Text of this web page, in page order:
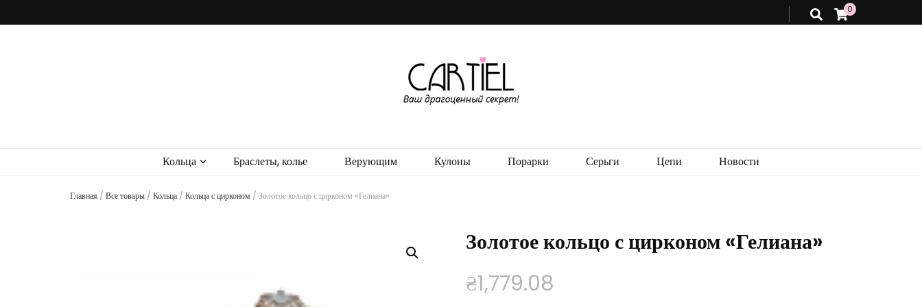
0
Кольца Браслеты, колье Верующим Кулоны Порарки Серьги Цепи Новости
Главная / Все товары / Кольца / Кольца с цирконом / Золотое кольцо с цирконом «Гелиана»
Золотое кольцо с цирконом «Гелиана»
₴1,779.08